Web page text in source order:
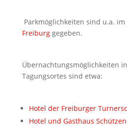
Parkmöglichkeiten sind u.a. im
Freiburggegeben.
Übernachtungsmöglichkeiten
Tagungsortes sind etwa:
Hotel der Freiburger
Hotel und Gasthaus Schützen